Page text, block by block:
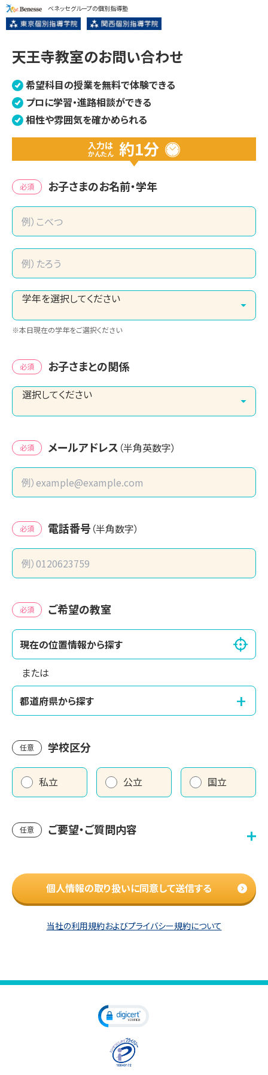
ベネッセグループの個別指導塾
天王寺教室のお問い合わせ
希望科目の授業を無料で体験できる
プロに学習・進路相談ができる
相性や雰囲気を確かめられる
入力は
かんたん 約1分
必須 お子さまのお名前・学年
※本日現在の学年をご選択ください
必須 お子さまとの関係
必須 メールアドレス （半角英数字）
必須 電話番号 （半角数字）
必須 ご希望の教室
現在の位置情報から探す
または
都道府県から探す
+
任意 学校区分
私立 公立 国立
任意 ご要望・ご質問内容
個人情報の取り扱いに同意して送信する
当社の利用規約およびプライバシー規約について